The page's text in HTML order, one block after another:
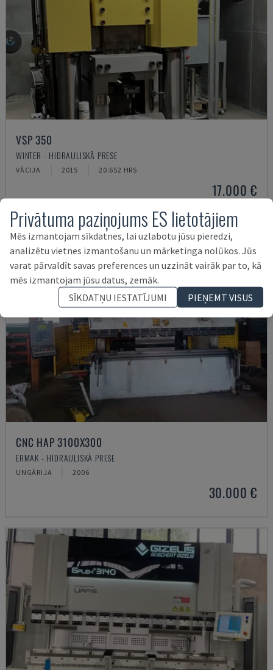
VSP 350
WINTER - HIDRAULISKĀ PRESE
VĀCIJA 2015 20.652 HRS
17.000 €
CNC HAP 3100X300
ERMAK - HIDRAULISKĀ PRESE
UNGĀRIJA 2006
30.000 €
Privātuma paziņojums ES lietotājiem
Mēs izmantojam sīkdatnes, lai uzlabotu jūsu pieredzi,
analizētu vietnes izmantošanu un mārketinga nolūkos. Jūs
varat pārvaldīt savas preferences un uzzināt vairāk par to, kā
mēs izmantojam jūsu datus, zemāk.
SĪKDATŅU IESTATĪJUMI
PIEŅEMT VISUS